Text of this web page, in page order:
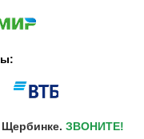
Щербинке. ЗВОНИТЕ!